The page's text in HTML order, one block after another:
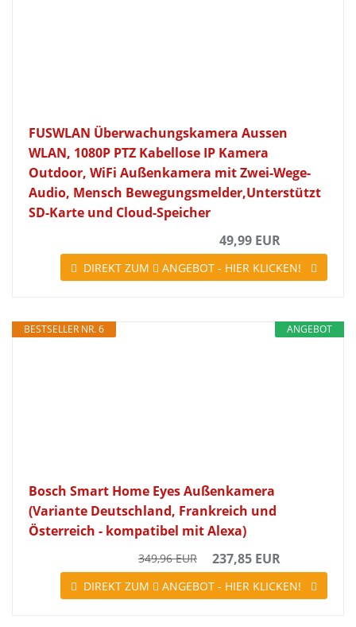
FUSWLAN Überwachungskamera Aussen
WLAN, 1080P PTZ Kabellose IP Kamera
Outdoor, WiFi Außenkamera mit Zwei-Wege-
Audio, Mensch Bewegungsmelder,Unterstützt
SD-Karte und Cloud-Speicher
49,99 EUR
DIREKT ZUM ANGEBOT - HIER KLICKEN!
ANGEBOT
BESTSELLER NR. 6
Bosch Smart Home Eyes Außenkamera
(Variante Deutschland, Frankreich und
Österreich - kompatibel mit Alexa)
349,96 EUR 237,85 EUR
DIREKT ZUM ANGEBOT - HIER KLICKEN!